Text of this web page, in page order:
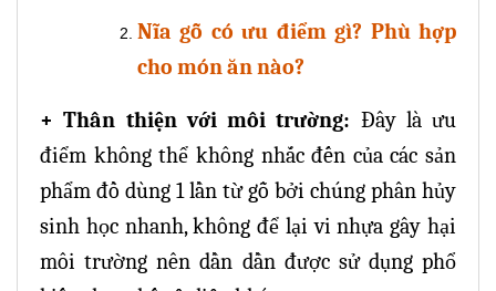
Nĩa gỗ có ưu điểm gì? Phù hợp
cho món ăn nào?
+ Thân thiện với môi trường: Đây là ưu
điểm không thể không nhắc đến của các sản
phẩm đồ dùng 1 lần từ gỗ bởi chúng phân hủy
sinh học nhanh, không để lại vi nhựa gây hại
môi trường nên dần dần được sử dụng phổ